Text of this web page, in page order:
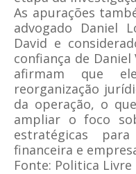
As apurações
advogado Daniel
David e
confiança de
afirmam que
reorganização
da operação, o
ampliar o foco
estratégicas
financeira e
Fonte: Politica Livre